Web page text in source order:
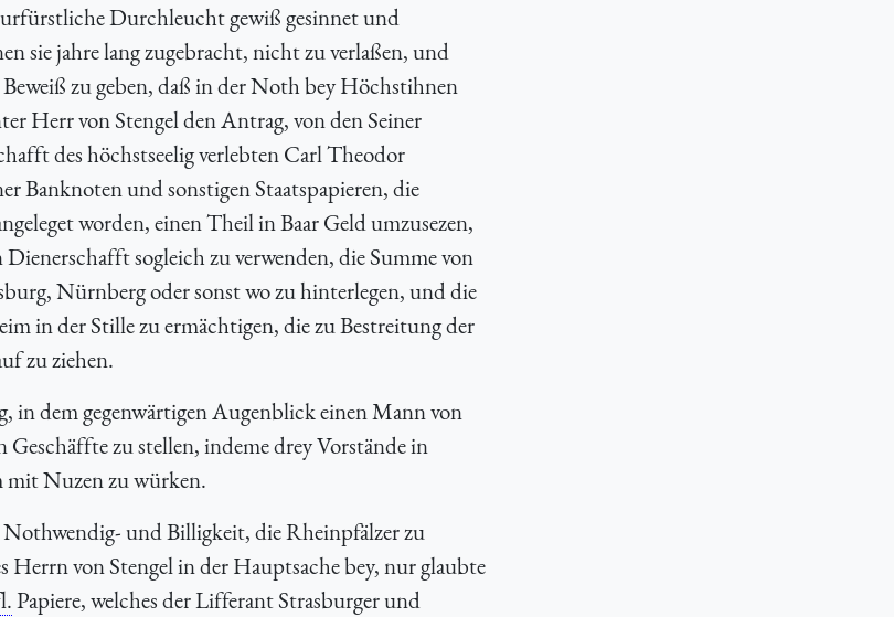
Durchleucht gewiß gesinnet und
sie jahre lang zugebracht, nicht zu verlaßen, und
zu geben, daß in der Noth bey Höchstihnen
Herr von Stengel den Antrag, von den Seiner
des höchstseelig verlebten Carl Theodor
Banknoten und sonstigen Staatspapieren, die
worden, einen Theil in Baar Geld umzusezen,
sogleich zu verwenden, die Summe von
Nürnberg oder sonst wo zu hinterlegen, und die
in der Stille zu ermächtigen, die zu Bestreitung der
zu ziehen.
dem gegenwärtigen Augenblick einen Mann von
zu stellen, indeme drey Vorstände in
mit Nuzen zu würken.
und Billigkeit, die Rheinpfälzer zu
von Stengel in der Hauptsache bey, nur glaubte
Papiere, welches der Lifferant Strasburger und